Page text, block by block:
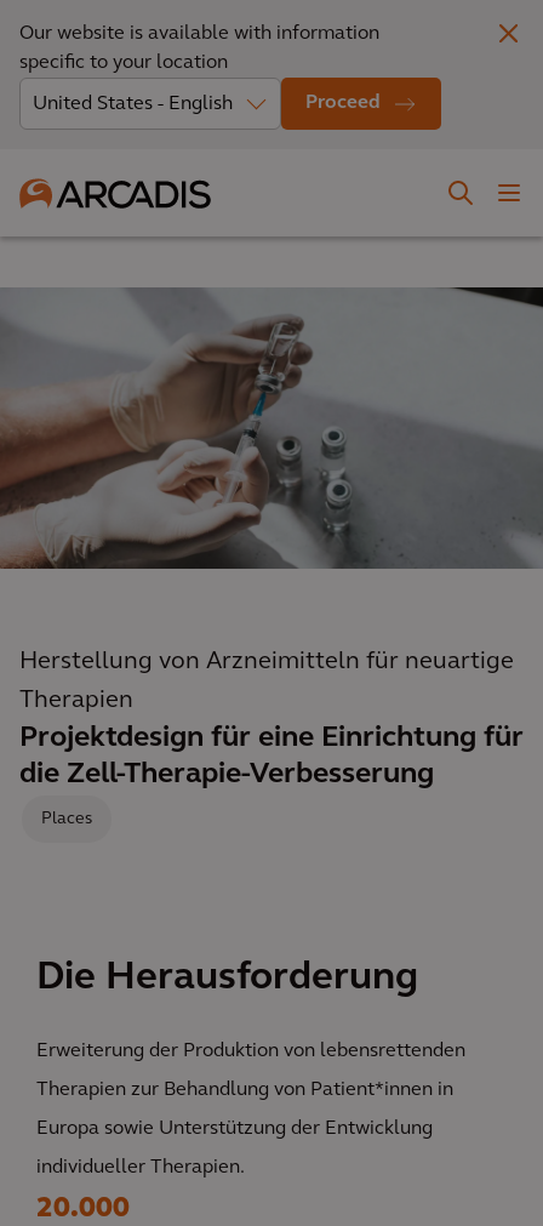
Our website is available with information
specific to your location
Proceed
Herstellung von Arzneimitteln für neuartige
Therapien
Projektdesign für eine Einrichtung für
die Zell-Therapie-Verbesserung
Places
Die Herausforderung
Erweiterung der Produktion von lebensrettenden
Therapien zur Behandlung von Patient*innen in
Europa sowie Unterstützung der Entwicklung
individueller Therapien.
20.000